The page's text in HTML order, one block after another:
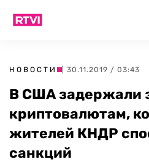
НОВОСТИ | 30.11.2019 / 03:43
В США задержали
криптовалютам,
жителей КНДР
санкций